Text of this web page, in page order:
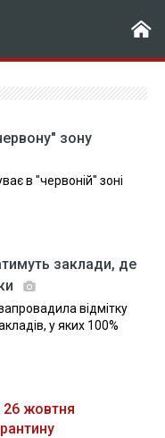
зону
в "червоній" зоні
заклади, де
відмітку
у яких 100%
26 жовтня